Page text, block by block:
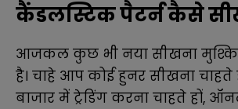
कैंडलस्टिक पैटर्न कैसे
आजकल कुछ भी नया सीखना
है। चाहे आप कोई हुनर ​​सीखना चाहते
बाजार में ट्रेडिंग करना चाहते हों,